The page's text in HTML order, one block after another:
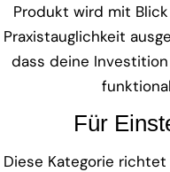
Produkt wird mit
Praxistauglichkeit
dass deine
Für
Diese Kategorie